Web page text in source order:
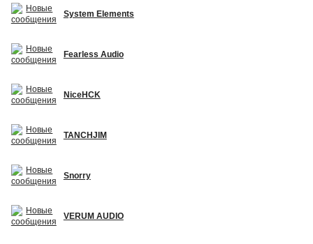
System Elements
Fearless Audio
NiceHCK
TANCHJIM
Snorry
VERUM AUDIO